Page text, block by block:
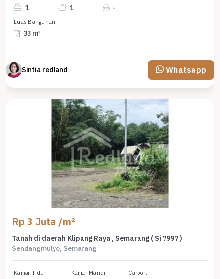
1 1 -
Luas Bangunan
33 m²
Sintia redland Whatsapp
Rp 3 Juta /m²
Tanah di daerah Klipang Raya , Semarang ( Si 7997 )
Sendangmulyo, Semarang
Kamar Tidur Kamar Mandi Carport